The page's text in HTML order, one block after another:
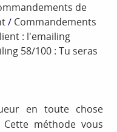
de
/ Commandements
: l'emailing
58/100 : Tu seras
en toute chose
méthode vous